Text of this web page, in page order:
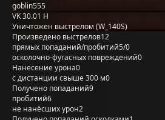
goblin555
VK 30.01 H
Уничтожен выстрелом (W_140S)
Произведено выстрелов12
прямых попаданий/пробитий5/0
осколочно-фугасных повреждений0
Нанесение урона0
с дистанции свыше 300 м0
Получено попаданий9
пробитий6
не нанёсших урон2